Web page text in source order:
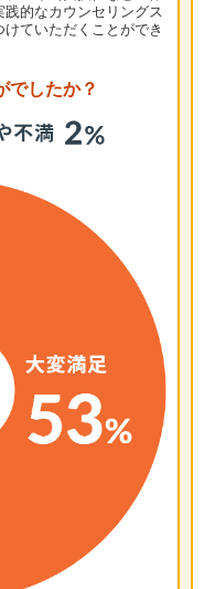
的なカウンセリングス
ていただくことができ
でしたか？